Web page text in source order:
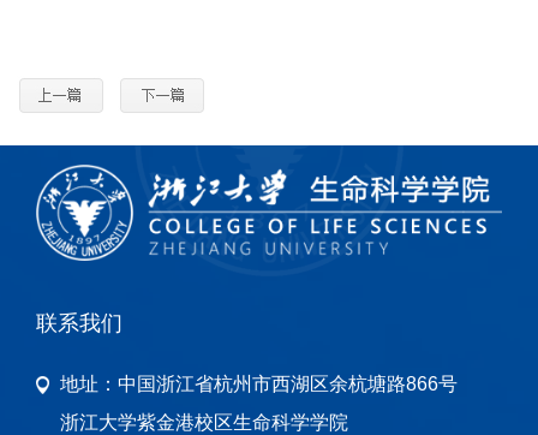
联系我们
地址： 中国浙江省杭州市西湖区余杭塘路866号
浙江大学紫金港校区生命科学学院